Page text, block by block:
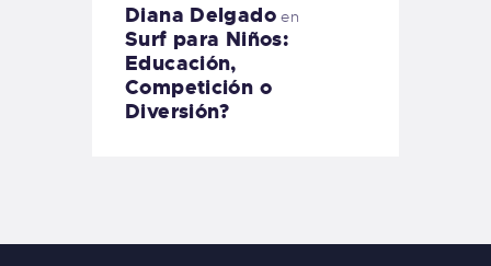
Diana Delgadoen
Surf para Niños:
Educación,
Competición o
Diversión?